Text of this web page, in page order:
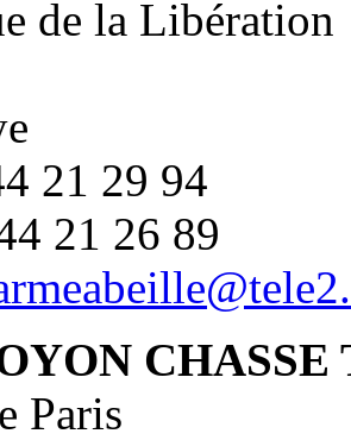
de la Libération
21 29 94
21 26 89
CHASSE
Paris